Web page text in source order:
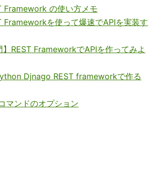
Framework の使い方メモ
Frameworkを使って爆速でAPIを実装す
】REST FrameworkでAPIを作ってみよ
Djnago REST frameworkで作る
マンドのオプション